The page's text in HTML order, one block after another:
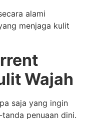
alami
menjaga kulit
Wajah
saja yang ingin
penuaan dini.